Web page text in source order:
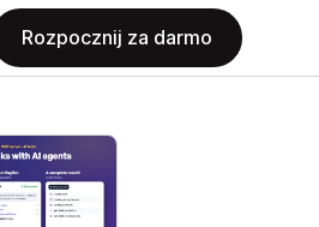
Rozpocznij za darmo